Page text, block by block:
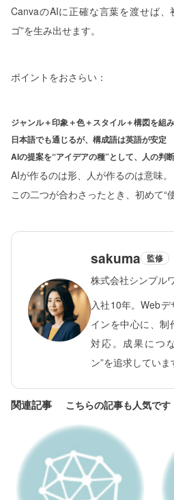
CanvaのAIに正確な言葉を渡せば、
ゴ”を生み出せます。
ポイントをおさらい：
ジャンル＋印象＋色＋スタイル＋構図を組
日本語でも通じるが、構成語は英語が安定
AIの提案を“アイデアの種”として、人の判
AIが作るのは形、人が作るのは意味。
この二つが合わさったとき、初めて“
sakuma 監修
株式会社シンプル
入社10年。Web
インを中心に、制
対応。成果につ
ン”を追求していま
関連記事